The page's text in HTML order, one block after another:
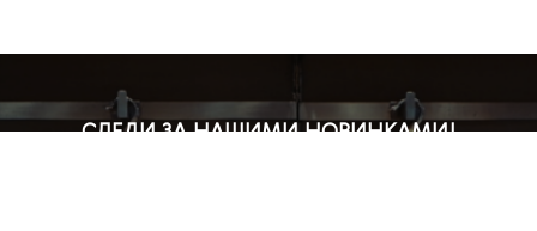
СЛЕДИ ЗА НАШИМИ НОВИНКАМИ!